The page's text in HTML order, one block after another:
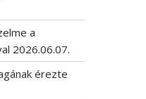
a
2026.06.07.
érezte